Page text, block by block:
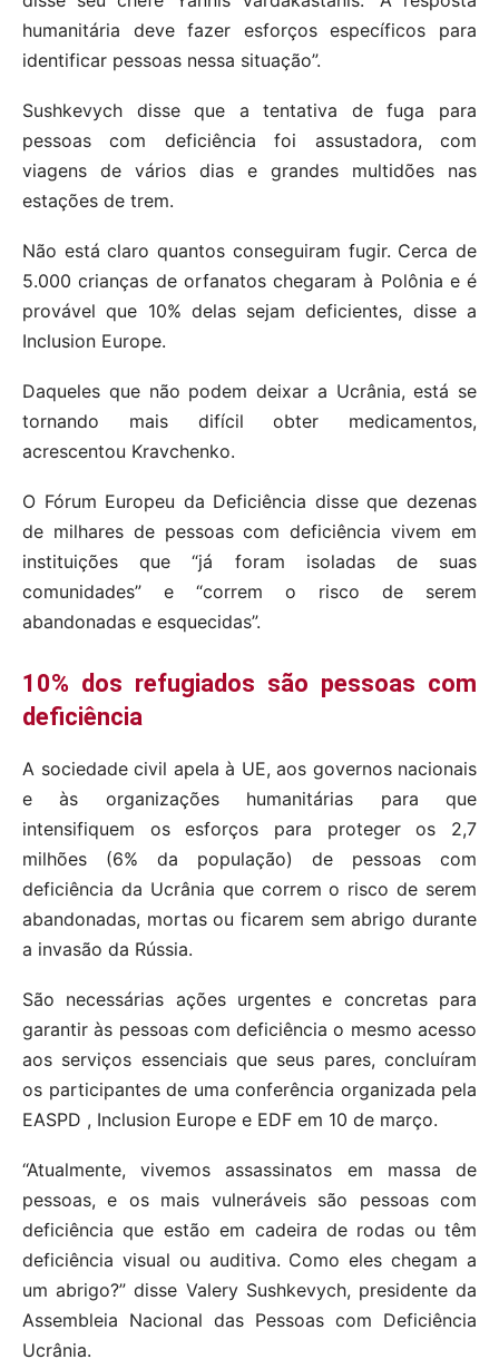
humanitária deve fazer esforços específicos para
identificar pessoas nessa situação”.
Sushkevych disse que a tentativa de fuga para
pessoas com deficiência foi assustadora, com
viagens de vários dias e grandes multidões nas
estações de trem.
Não está claro quantos conseguiram fugir. Cerca de
5.000 crianças de orfanatos chegaram à Polônia e é
provável que 10% delas sejam deficientes, disse a
Inclusion Europe.
Daqueles que não podem deixar a Ucrânia, está se
tornando mais difícil obter medicamentos,
acrescentou Kravchenko.
O Fórum Europeu da Deficiência disse que dezenas
de milhares de pessoas com deficiência vivem em
instituições que “já foram isoladas de suas
comunidades” e “correm o risco de serem
abandonadas e esquecidas”.
10% dos refugiados são pessoas com
deficiência
A sociedade civil apela à UE, aos governos nacionais
e às organizações humanitárias para que
intensifiquem os esforços para proteger os 2,7
milhões (6% da população) de pessoas com
deficiência da Ucrânia que correm o risco de serem
abandonadas, mortas ou ficarem sem abrigo durante
a invasão da Rússia.
São necessárias ações urgentes e concretas para
garantir às pessoas com deficiência o mesmo acesso
aos serviços essenciais que seus pares, concluíram
os participantes de uma conferência organizada pela
EASPD , Inclusion Europe e EDF em 10 de março.
“Atualmente, vivemos assassinatos em massa de
pessoas, e os mais vulneráveis ​​são pessoas com
deficiência que estão em cadeira de rodas ou têm
deficiência visual ou auditiva. Como eles chegam a
um abrigo?” disse Valery Sushkevych, presidente da
Assembleia Nacional das Pessoas com Deficiência
Ucrânia.